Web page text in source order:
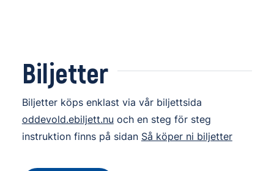
Biljetter
Biljetter köps enklast via vår biljettsida
oddevold.ebiljett.nu och en steg för steg
instruktion finns på sidan Så köper ni biljetter